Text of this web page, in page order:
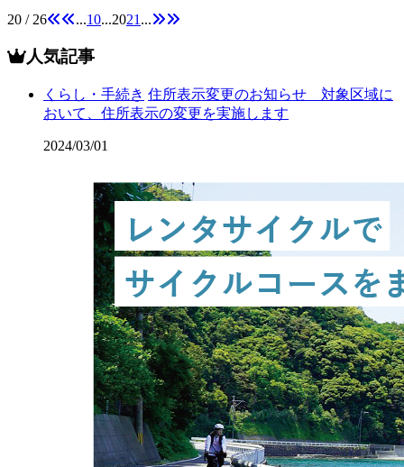
20 / 26
...10...2021 ...
人気記事
くらし・手続き 住所表示変更のお知らせ 対象区域に
おいて、住所表示の変更を実施します
2024/03/01